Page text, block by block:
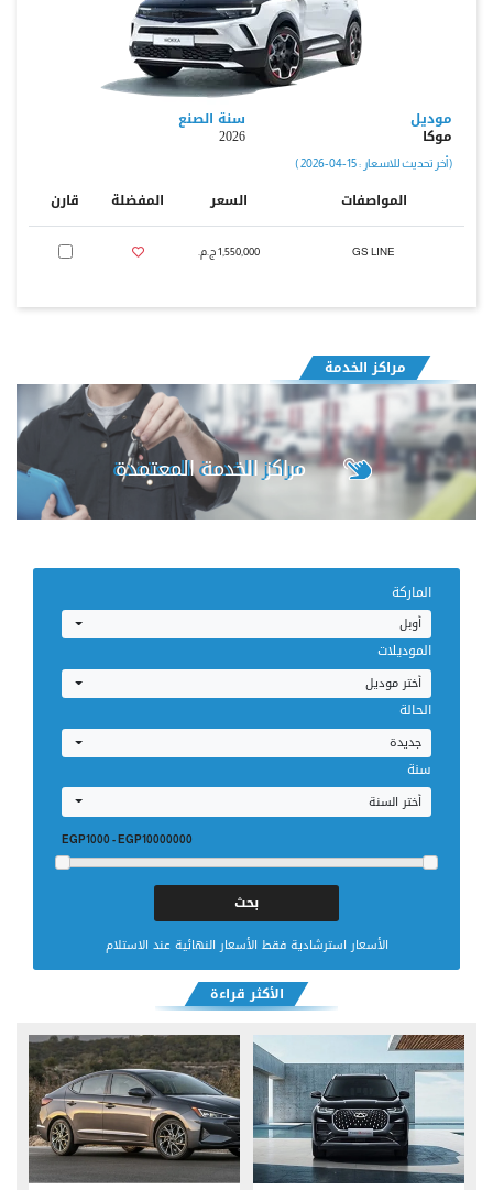
موديل
موكا
سنة الصنع
2026
( أخر تحديث للاسعار : 15-04-2026 )
المواصفات
GS LINE
السعر
1,550,000 ج.م.‏
المفضلة قارن
مراكز الخدمة
مراكز الخدمة المعتمدة
الماركة
أوبل
الموديلات
أختر موديل
الحالة
جديدة
سنة
أختر السنة
EGP1000 - EGP10000000
الأسعار استرشادية فقط الأسعار النهائية عند الاستلام
الأكثر قراءة